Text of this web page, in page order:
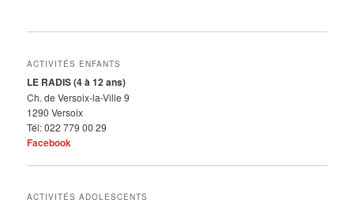
ACTIVITÉS ENFANTS
LE RADIS (4 à 12 ans)
Ch. de Versoix-la-Ville 9
1290 Versoix
Tél: 022 779 00 29
Facebook
ACTIVITÉS ADOLESCENTS